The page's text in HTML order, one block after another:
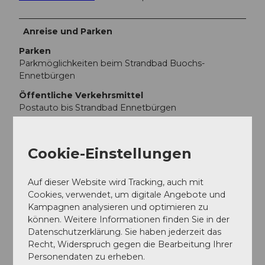
Anreise und Parken
Parken
Parkmöglichkeiten beim Strandbad Buochs-
Ennetbürgen
Öffentliche Verkehrsmittel
Postauto bis Strandbad Ennetbürgen
Kanu-Vermietung
Kanuwelt Bouchs
Autor:in
Cookie-Einstellungen
Auf dieser Website wird Tracking, auch mit
Cookies, verwendet, um digitale Angebote und
Kampagnen analysieren und optimieren zu
können. Weitere Informationen finden Sie in der
Datenschutzerklärung. Sie haben jederzeit das
Recht, Widerspruch gegen die Bearbeitung Ihrer
Personendaten zu erheben.